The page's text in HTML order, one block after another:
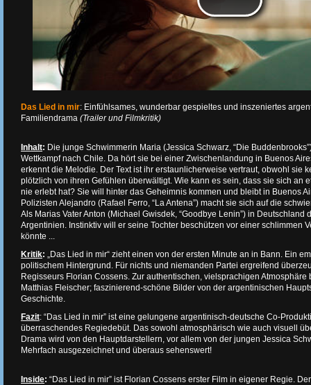
Das Lied in mir: Einfühlsames, wunderbar gespieltes und inszeniertes
Familiendrama (Trailer und Filmkritik)
Inhalt: Die junge Schwimmerin Maria (Jessica Schwarz, “Die
Wettkampf nach Chile. Da hört sie bei einer Zwischenlandung in Buenos
erkennt die Melodie. Der Text ist ihr erstaunlicherweise vertraut, obwohl sie
plötzlich von ihren Gefühlen überwältigt. Wie kann es sein, dass sie sich an
nie erlebt hat? Sie will hinter das Geheimnis kommen und bleibt in Buenos
Polizisten Alejandro (Rafael Ferro, “La Antena”) macht sie sich auf die
Als Marias Vater Anton (Michael Gwisdek, “Goodbye Lenin”) in Deutschland
Argentinien. Instinktiv will er seine Tochter beschützen vor einer schlimmen
könnte ...
Kritik: „Das Lied in mir“ zieht einen von der ersten Minute an in Bann. Ein
politischem Hintergrund. Für nichts und niemanden Partei ergreifend
Regisseurs Florian Cossens. Zur authentischen, vielsprachigen
Matthias Fleischer; faszinierend-schöne Bilder von der argentinischen
Geschichte.
Fazit: “Das Lied in mir” ist eine gelungene argentinisch-deutsche Co-
überraschendes Regiedebüt. Das sowohl atmosphärisch wie auch visuell
Drama wird von den Hauptdarstellern, vor allem von der jungen Jessica
Mehrfach ausgezeichnet und überaus sehenswert!
Inside: “Das Lied in mir” ist Florian Cossens erster Film in eigener Regie.